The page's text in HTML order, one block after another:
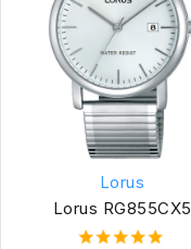
Lorus
Lorus RG855CX5